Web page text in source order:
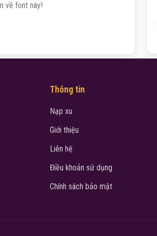
về font này!
Thông tin
Nạp xu
Giới thiệu
Liên hệ
Điều khoản sử dụng
Chính sách bảo mật